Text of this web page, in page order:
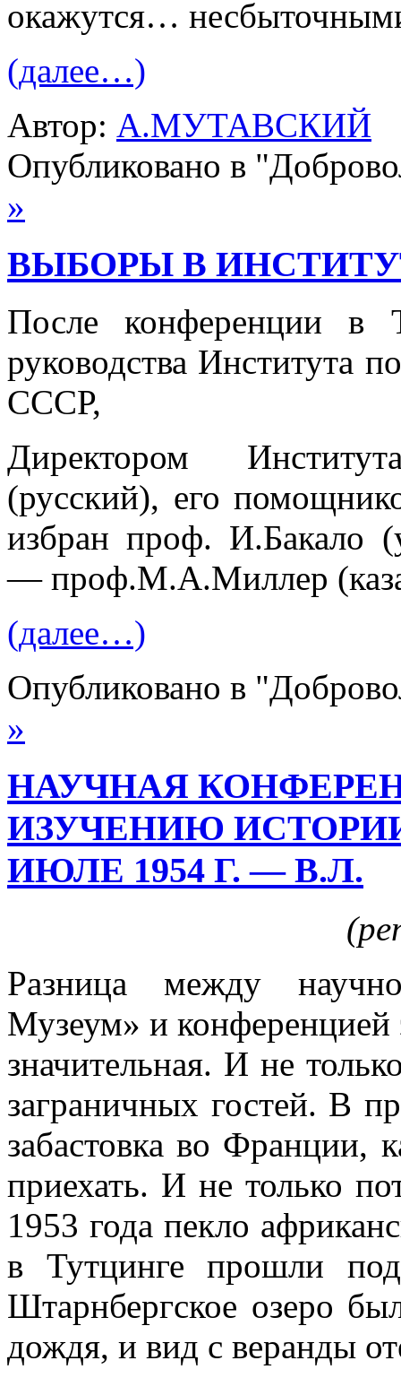
окажутся…
(далее…)
Автор: А.МУТАВСКИЙ
Опубликовано в
»
ВЫБОРЫ В
После конференции в
руководства Института
СССР,
Директором
(русский), его
избран проф. И.Бакало
— проф.М.А.Миллер
(далее…)
Опубликовано в
»
НАУЧНАЯ
ИЗУЧЕНИЮ
ИЮЛЕ 1954 Г. — В.Л.
Разница между
Музеум» и конференцией
значительная. И не
заграничных гостей. В
забастовка во Франции,
приехать. И не только
1953 года пекло
в Тутцинге прошли
Штарнбергское озеро
дождя, и вид с веранды